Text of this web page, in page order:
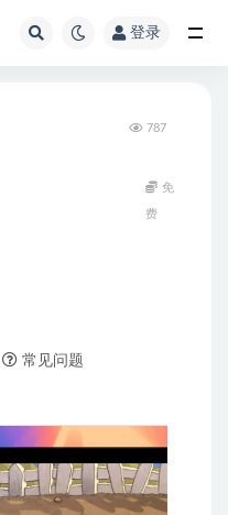
登录
787
免
费
常见问题